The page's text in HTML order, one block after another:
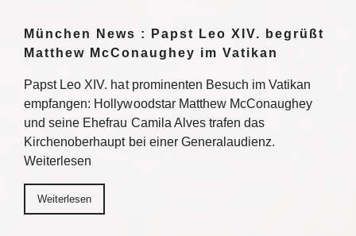
München News : Papst Leo XIV. begrüßt
Matthew McConaughey im Vatikan
Papst Leo XIV. hat prominenten Besuch im Vatikan
empfangen: Hollywoodstar Matthew McConaughey
und seine Ehefrau Camila Alves trafen das
Kirchenoberhaupt bei einer Generalaudienz.
Weiterlesen
Weiterlesen